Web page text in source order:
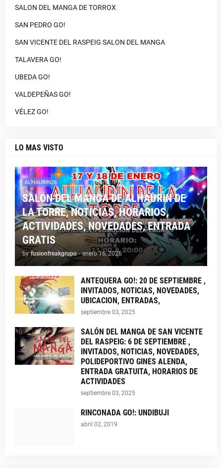
SALON DEL MANGA DE TORROX
SAN PEDRO GO!
SAN VICENTE DEL RASPEIG SALON DEL MANGA
TALAVERA GO!
UBEDA GO!
VALDEPEÑAS GO!
VÉLEZ GO!
LO MAS VISTO
ALHAURIN26
SALON DEL MANGA DE ALHAURIN DE
LA TORRE, NOTICIAS, HORARIOS,
ACTIVIDADES, NOVEDADES, ENTRADA
GRATIS
by fusionfreakgrupo - enero 16, 2026
ANTEQUERA GO!: 20 DE SEPTIEMBRE ,
INVITADOS, NOTICIAS, NOVEDADES,
UBICACION, ENTRADAS,
septiembre 03, 2025
SALÓN DEL MANGA DE SAN VICENTE
DEL RASPEIG: 6 DE SEPTIEMBRE ,
INVITADOS, NOTICIAS, NOVEDADES,
POLIDEPORTIVO GINES ALENDA,
ENTRADA GRATUITA, HORARIOS DE
ACTIVIDADES
septiembre 03, 2025
RINCONADA GO!: UNDIBUJI
abril 02, 2019